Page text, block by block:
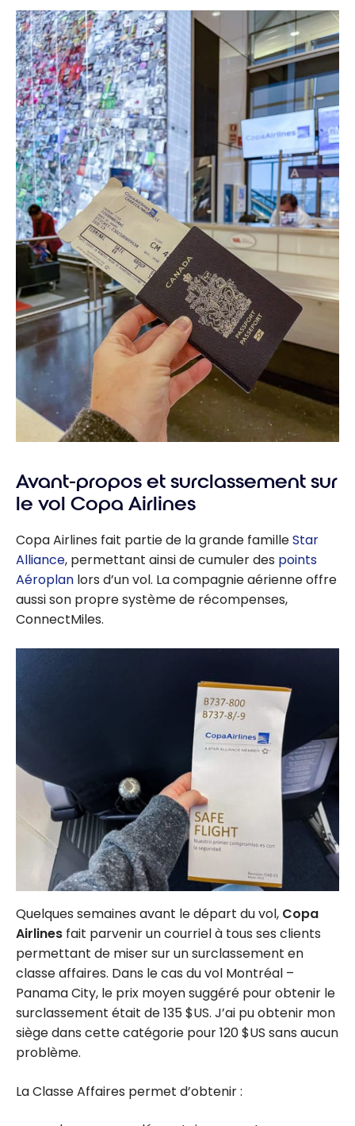
Avant-propos et surclassement sur
le vol Copa Airlines
Copa Airlines fait partie de la grande familleStar
Alliance, permettant ainsi de cumuler des points
Aéroplan lors d’un vol. La compagnie aérienne offre
aussi son propre système de récompenses,
ConnectMiles.
Quelques semaines avant le départ du vol, Copa
Airlines fait parvenir un courriel à tous ses clients
permettant de miser sur un surclassement en
classe affaires. Dans le cas du vol Montréal –
Panama City, le prix moyen suggéré pour obtenir le
surclassement était de 135 $US. J’ai pu obtenir mon
siège dans cette catégorie pour 120 $US sans aucun
problème.
La Classe Affaires permet d’obtenir :